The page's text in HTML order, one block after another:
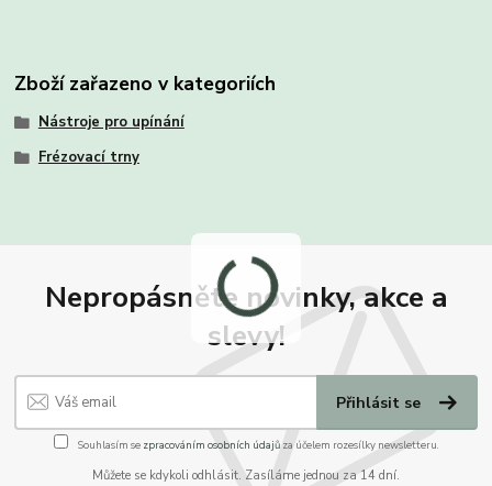
Zboží zařazeno v kategoriích
Nástroje pro upínání
Frézovací trny
Nepropásněte novinky, akce a
slevy!
Přihlásit se
Souhlasím se zpracováním osobních údajůza účelem rozesílky newsletteru.
Můžete se kdykoli odhlásit. Zasíláme jednou za 14 dní.